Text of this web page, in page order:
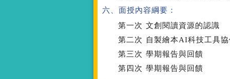
六、面授內容綱要：
第一次 文創閱讀資源的認識
第二次
自製繪本AI科技工具協
第三次 學期報告與回饋
第四次 學期報告與回饋